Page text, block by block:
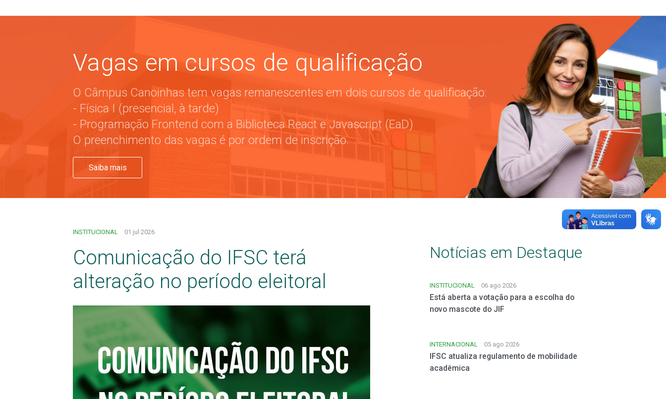
Vagas em cursos de qualificação
O Câmpus Canoinhas tem vagas remanescentes em dois cursos de qualificação:
- Física I (presencial, à tarde)
- Programação Frontend com a Biblioteca React e Javascript (EaD)
O preenchimento das vagas é por ordem de inscrição.
Saiba mais
INSTITUCIONAL 01 jul 2026
Comunicação do IFSC terá
alteração no período eleitoral
Notícias em Destaque
INSTITUCIONAL 06 ago 2026
Está aberta a votação para a escolha do
novo mascote do JIF
INTERNACIONAL 05 ago 2026
IFSC atualiza regulamento de mobilidade
acadêmica